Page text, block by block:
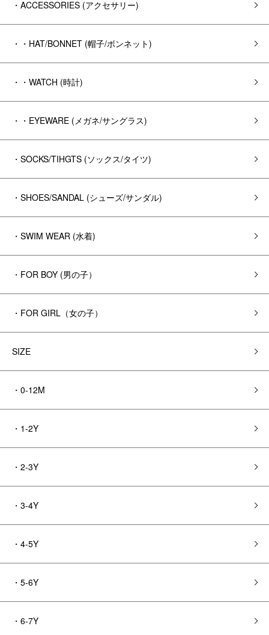
・ACCESSORIES (アクセサリー)
・・HAT/BONNET (帽子/ボンネット)
・・WATCH (時計)
・・EYEWARE (メガネ/サングラス)
・SOCKS/TIHGTS (ソックス/タイツ)
・SHOES/SANDAL (シューズ/サンダル)
・SWIM WEAR (水着)
・FOR BOY (男の子）
・FOR GIRL（女の子）
SIZE
・0-12M
・1-2Y
・2-3Y
・3-4Y
・4-5Y
・5-6Y
・6-7Y